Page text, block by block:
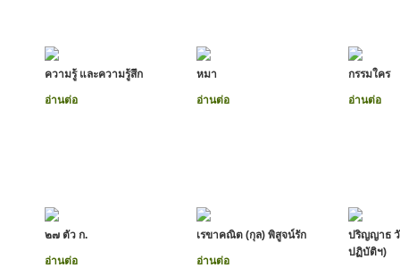
ความรู้ และความรู้สึก
อ่านต่อ
หมา
อ่านต่อ
กรรมใคร
อ่านต่อ
๒๗ ตัว ก.
อ่านต่อ
เรขาคณิต (กุล) พิสูจน์รัก
อ่านต่อ
ปริญญาธ
ปฏิบัติฯ)